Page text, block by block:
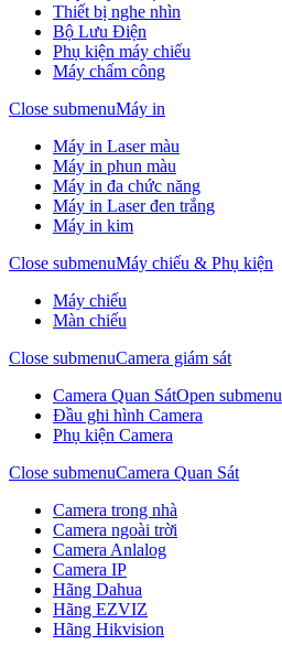
Thiết bị nghe nhìn
Bộ Lưu Điện
Phụ kiện máy chiếu
Máy chấm công
Close submenuMáy in
Máy in Laser màu
Máy in phun màu
Máy in đa chức năng
Máy in Laser đen trắng
Máy in kim
Close submenuMáy chiếu & Phụ kiện
Máy chiếu
Màn chiếu
Close submenuCamera giám sát
Camera Quan SátOpen submenu
Đầu ghi hình Camera
Phụ kiện Camera
Close submenuCamera Quan Sát
Camera trong nhà
Camera ngoài trời
Camera Anlalog
Camera IP
Hãng Dahua
Hãng EZVIZ
Hãng Hikvision